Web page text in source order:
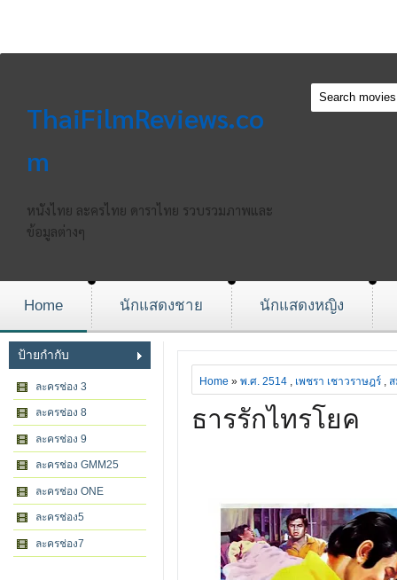
ThaiFilmReviews.co
m
หนังไทย ละครไทย ดาราไทย รวบรวมภาพและ
ข้อมูลต่างๆ
Home นักแสดงชาย นักแสดงหญิง
ป้ายกำกับ
ละครช่อง 3
ละครช่อง 8
ละครช่อง 9
ละครช่อง GMM25
ละครช่อง ONE
ละครช่อง5
ละครช่อง7
Home » พ.ศ. 2514 , เพชรา เชาวราษฎร์ ,
ธารรักไทรโยค